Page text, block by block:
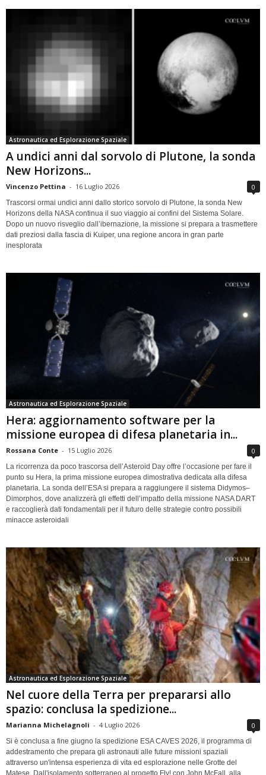
Astronautica ed Esplorazione Spaziale
A undici anni dal sorvolo di Plutone, la sonda
New Horizons...
Vincenzo Pettina - 16 Luglio 2026 0
Trascorsi ormai undici anni dallo storico sorvolo di Plutone, la sonda New
Horizons della NASA continua il suo viaggio ai confini del Sistema Solare.
Dopo un nuovo risveglio dall’ibernazione, la missione si prepara a trasmettere
dati preziosi dalla fascia di Kuiper, una regione ancora in gran parte
inesplorata
Astronautica ed Esplorazione Spaziale
Hera: aggiornamento software per la
missione europea di difesa planetaria in...
Rossana Conte - 15 Luglio 2026 0
La ricorrenza da poco trascorsa dell’Asteroid Day offre l’occasione per fare il
punto su Hera, la prima missione europea dimostrativa dedicata alla difesa
planetaria. La sonda dell’ESA si prepara a raggiungere il sistema Didymos–
Dimorphos, dove analizzerà gli effetti dell’impatto della missione NASA DART
e raccoglierà dati fondamentali per il futuro delle strategie contro possibili
minacce asteroidali
Astronautica ed Esplorazione Spaziale
Nel cuore della Terra per prepararsi allo
spazio: conclusa la spedizione...
Marianna Michelagnoli - 4 Luglio 2026 0
Si è conclusa a fine giugno la spedizione ESA CAVES 2026, il programma di
addestramento che prepara gli astronauti alle future missioni spaziali
attraverso un'intensa esperienza di vita ed esplorazione nelle Grotte del